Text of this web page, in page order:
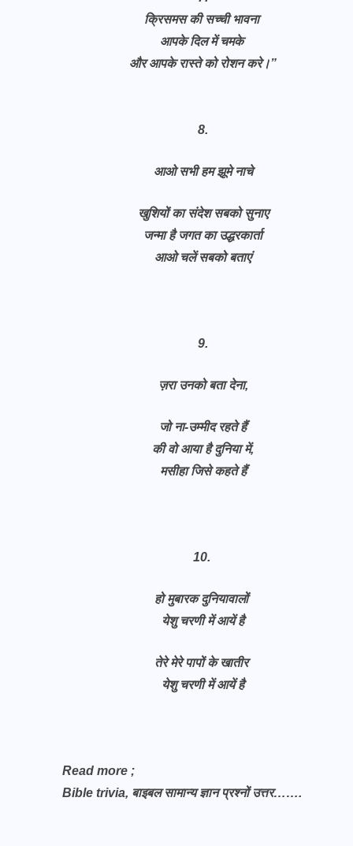
क्रिसमस की सच्ची भावना
आपके दिल में चमके
और आपके रास्ते को रोशन करे।”
8.
आओ सभी हम झूमे नाचे
खुशियों का संदेश सबको सुनाए
जन्मा है जगत का उद्धरकार्ता
आओ चलें सबको बताएं
9.
ज़रा उनको बता देना,
जो ना-उम्मीद रहते हैं
की वो आया है दुनिया में,
मसीहा जिसे कहते हैं
10.
हो मुबारक दुनियावालों
येशु चरणी में आयें है
तेरे मेरे पापों के खातीर
येशु चरणी में आयें है
Read more ;
Bible trivia, बाइबल सामान्य ज्ञान प्रश्नों उत्तर…….